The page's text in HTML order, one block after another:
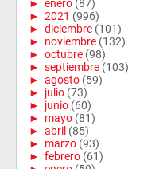
► enero (87)
► 2021 (996)
► diciembre (101)
► noviembre (132)
► octubre (98)
► septiembre (103)
► agosto (59)
► julio (73)
► junio (60)
► mayo (81)
► abril (85)
► marzo (93)
► febrero (61)